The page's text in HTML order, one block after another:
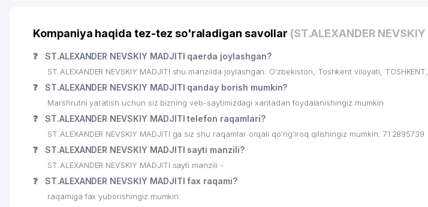
22 AZIYA METIZ XUSUSIY KORXONASI
23 OLD BAKERY MChJ
24 ALMAZ DIAMOND XUSUSIY KORXONASI
ITS TOShKENT ShK
LUX-LEAX-QALQON ADVOKATLIK BYUROSI
27 GREEN APPLE WORKING MChJ
28 ALEKO-BEAUTY XUSUSIY KORXONASI
EAST ASIA POINT OILAVIY KORXONASI
Kompaniya haqida tez-tez so'raladigan savollar (ST.ALEXANDER
❓ ST.ALEXANDER NEVSKIY MADJITI qaerda joylashgan?
ST.ALEXANDER NEVSKIY MADJITI shu manzilda joylashgan: O'zbekiston, Toshkent viloyati,
❓ ST.ALEXANDER NEVSKIY MADJITI qanday borish mumkin?
Marshrutni yaratish uchun siz bizning veb-saytimizdagi xaritadan foydalanishingiz mumkin
❓ ST.ALEXANDER NEVSKIY MADJITI telefon raqamlari?
ST.ALEXANDER NEVSKIY MADJITI ga siz shu raqamlar orqali qo’ng’iroq qilishingiz mumkin: 71 2895739
❓ ST.ALEXANDER NEVSKIY MADJITI sayti manzili?
ST.ALEXANDER NEVSKIY MADJITI sayti manzili -
❓ ST.ALEXANDER NEVSKIY MADJITI fax raqami?
raqamiga fax yuborishingiz mumkin.